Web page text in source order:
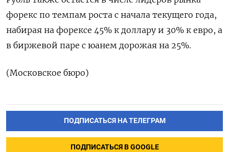
форекс по темпам роста с начала текущего года,
набирая на форексе 45% к доллару и 30% к евро, а
в биржевой паре с юанем дорожая на 25%.
(Московское бюро)
ПОДПИСАТЬСЯ НА ТЕЛЕГРАМ
ПОДПИСАТЬСЯ В GOOGLE